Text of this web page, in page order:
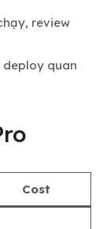
review
deploy quan
Cost